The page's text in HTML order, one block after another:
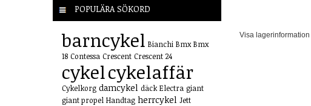
POPULÄRA SÖKORD
barncykel Bianchi Bmx Bmx
18 Contessa Crescent Crescent 24
cykelcykelaffär
Cykelkorg damcykel däck Electra giant
giant propel Handtag herrcykel Jett
Visa lagerinformation